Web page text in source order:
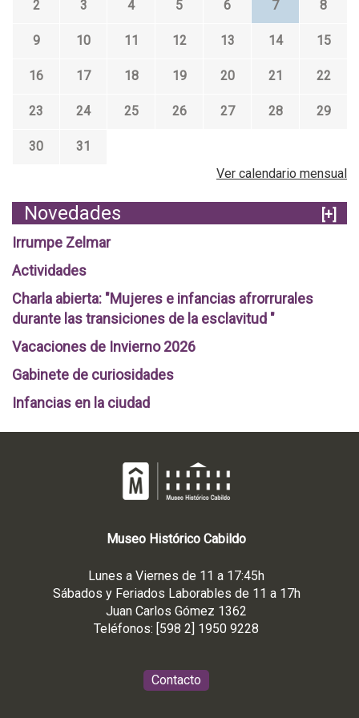
2 3 4 5 6 7 8
9 10 11 12 13 14 15
16 17 18 19 20 21 22
23 24 25 26 27 28 29
30
31
Ver calendario mensual
Novedades
[+]
Irrumpe Zelmar
Actividades
Charla abierta: "Mujeres e infancias afrorrurales
durante las transiciones de la esclavitud "
Vacaciones de Invierno 2026
Gabinete de curiosidades
Infancias en la ciudad
Museo Histórico Cabildo
Lunes a Viernes de 11 a 17:45h
Sábados y Feriados Laborables de 11 a 17h
Juan Carlos Gómez 1362
Teléfonos: [598 2] 1950 9228
Contacto